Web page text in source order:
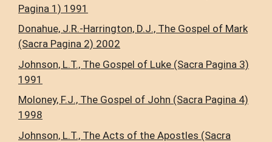
Pagina 1) 1991
Donahue, J.R.-Harrington, D.J., The Gospel of Mark
(Sacra Pagina 2) 2002
Johnson, L.T., The Gospel of Luke (Sacra Pagina 3)
1991
Moloney, F.J., The Gospel of John (Sacra Pagina 4)
1998
Johnson, L.T., The Acts of the Apostles (Sacra